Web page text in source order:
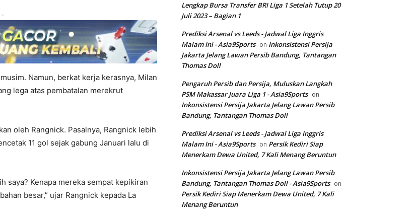
-
Namun, berkat kerja kerasnya, Milan
lega atas pembatalan merekrut
oleh Rangnick. Pasalnya, Rangnick lebih
11 gol sejak gabung Januari lalu di
saya? Kenapa mereka sempat kepikiran
besar,” ujar Rangnick kepada La
Lengkap Bursa Transfer BRI Liga 1 Setelah Tutup 20
Juli 2023 – Bagian 1
Prediksi Arsenal vs Leeds - Jadwal Liga Inggris
Malam Ini - Asia9Sports on Inkonsistensi Persija
Jakarta Jelang Lawan Persib Bandung, Tantangan
Thomas Doll
Pengaruh Persib dan Persija, Muluskan Langkah
PSM Makassar Juara Liga 1 - Asia9Sports on
Inkonsistensi Persija Jakarta Jelang Lawan Persib
Bandung, Tantangan Thomas Doll
Prediksi Arsenal vs Leeds - Jadwal Liga Inggris
Malam Ini - Asia9Sports on Persik Kediri Siap
Menerkam Dewa United, 7 Kali Menang Beruntun
Inkonsistensi Persija Jakarta Jelang Lawan Persib
Bandung, Tantangan Thomas Doll - Asia9Sports on
Persik Kediri Siap Menerkam Dewa United, 7 Kali
Menang Beruntun